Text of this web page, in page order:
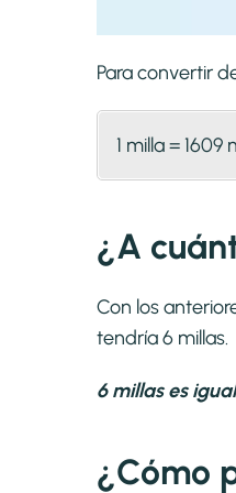
Para convertir
1 milla = 1609
¿A
Con los
tendría 6 millas.
6 millas es
¿Cómo